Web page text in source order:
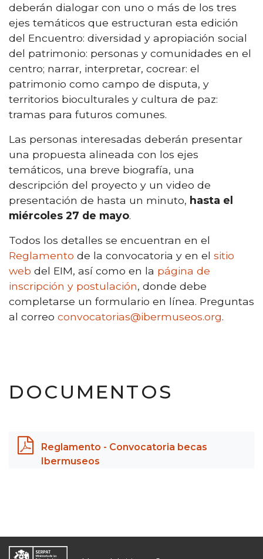
deberán dialogar con uno o más de los tres
ejes temáticos que estructuran esta edición
del Encuentro: diversidad y apropiación social
del patrimonio: personas y comunidades en el
centro; narrar, interpretar, cocrear: el
patrimonio como campo de disputa, y
territorios bioculturales y cultura de paz:
tramas para futuros comunes.
Las personas interesadas deberán presentar
una propuesta alineada con los ejes
temáticos, una breve biografía, una
descripción del proyecto y un video de
presentación de hasta un minuto, hasta el
miércoles 27 de mayo.
Todos los detalles se encuentran en el
Reglamento de la convocatoria y en el sitio
web del EIM, así como en la página de
inscripción y postulación, donde debe
completarse un formulario en línea. Preguntas
al correo convocatorias@ibermuseos.org.
DOCUMENTOS
Reglamento - Convocatoria becas
Ibermuseos